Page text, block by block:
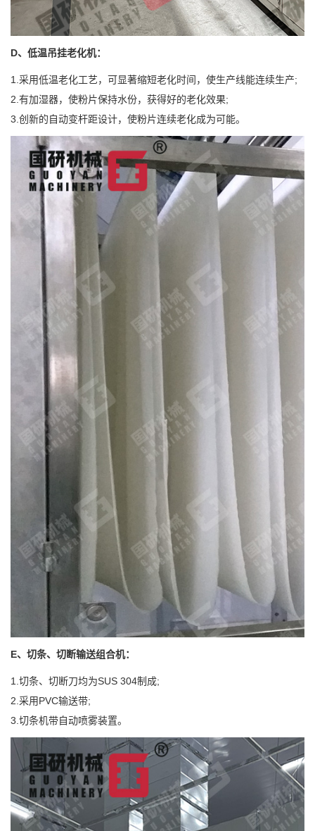
D、低温吊挂老化机：
1.采用低温老化工艺，可显著缩短老化时间，使生产线能连续生产;
2.有加湿器，使粉片保持水份，获得好的老化效果;
3.创新的自动变杆距设计，使粉片连续老化成为可能。
E、切条、切断输送组合机：
1.切条、切断刀均为SUS 304制成;
2.采用PVC输送带;
3.切条机带自动喷雾装置。